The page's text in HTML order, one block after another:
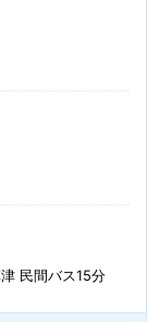
民間バス15分